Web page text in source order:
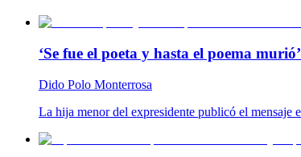
‘Se fue el poeta y hasta el poema
Dido Polo Monterrosa
La hija menor del expresidente publicó el mensaje